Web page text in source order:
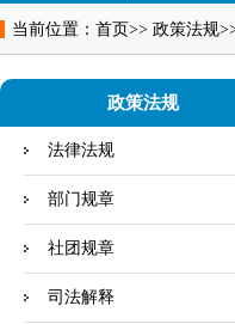
当前位置： 首页>> 政策法规
政策法规
法律法规
部门规章
社团规章
司法解释